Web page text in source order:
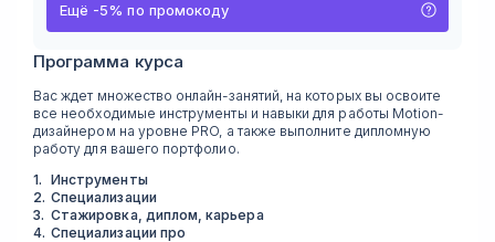
Ещё -5% по промокоду
Программа курса
Вас ждет множество онлайн-занятий, на которых вы освоите
все необходимые инструменты и навыки для работы Motion-
дизайнером на уровне PRO, а также выполните дипломную
работу для вашего портфолио.
1. Инструменты
2. Специализации
3. Стажировка, диплом, карьера
4. Специализации про